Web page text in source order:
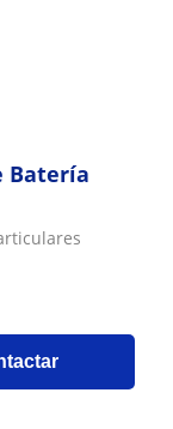
Batería